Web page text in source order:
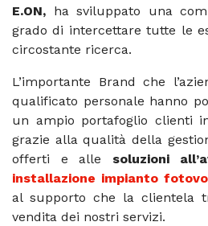
E.ON, ha sviluppato una
grado di intercettare tutte le
circostante ricerca.
L’importante Brand che
qualificato personale hanno
un ampio portafoglio clienti
grazie alla qualità della
offerti e alle soluzioni
installazione impianto
al supporto che la clientela
vendita dei nostri servizi.